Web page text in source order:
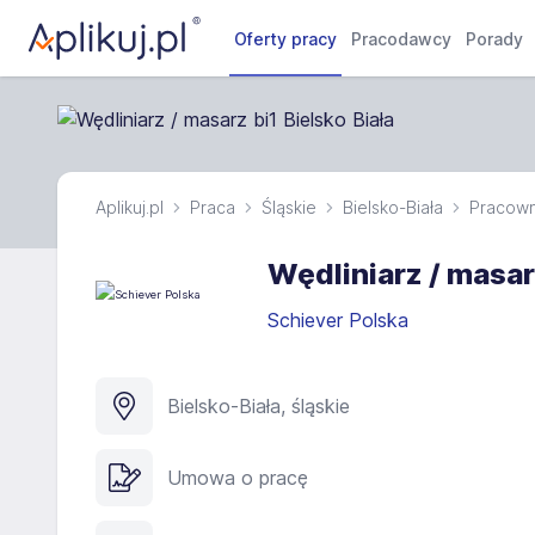
Oferty pracy Pracodawcy Porady
Aplikuj.pl Praca Śląskie Bielsko-Biała
Wędliniarz /
Schiever Polska
Bielsko-Biała, śląskie
Umowa o pracę